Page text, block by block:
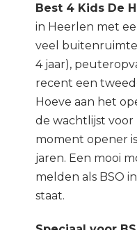
Best 4 Kids De
in Heerlen met
veel
4 jaar),
recent een
Hoeve aan het
de wachtlijst voor
moment opener
jaren. Een mooi
melden als BSO
staat.